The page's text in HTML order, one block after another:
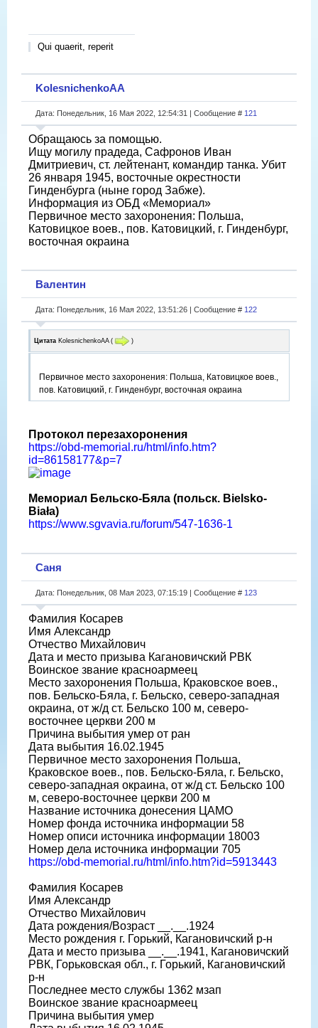
Qui quaerit, reperit
KolesnichenkoAA
Дата: Понедельник, 16 Мая 2022, 12:54:31 | Сообщение # 121
Обращаюсь за помощью.
Ищу могилу прадеда, Сафронов Иван
Дмитриевич, ст. лейтенант, командир танка. Убит
26 января 1945, восточные окрестности
Гинденбурга (ныне город Забже).
Информация из ОБД «Мемориал»
Первичное место захоронения: Польша,
Катовицкое воев., пов. Катовицкий, г. Гинденбург,
восточная окраина
Валентин
Дата: Понедельник, 16 Мая 2022, 13:51:26 | Сообщение # 122
Цитата KolesnichenkoAA( )
Первичное место захоронения: Польша, Катовицкое воев.,
пов. Катовицкий, г. Гинденбург, восточная окраина
Протокол перезахоронения
https://obd-memorial.ru/html/info.htm?
id=86158177&p=7
Мемориал Бельско-Бяла (польск. Bielsko-
Biała)
https://www.sgvavia.ru/forum/547-1636-1
Саня
Дата: Понедельник, 08 Мая 2023, 07:15:19 | Сообщение # 123
Фамилия Косарев
Имя Александр
Отчество Михайлович
Дата и место призыва Кагановичский РВК
Воинское звание красноармеец
Место захоронения Польша, Краковское воев.,
пов. Бельско-Бяла, г. Бельско, северо-западная
окраина, от ж/д ст. Бельско 100 м, северо-
восточнее церкви 200 м
Причина выбытия умер от ран
Дата выбытия 16.02.1945
Первичное место захоронения Польша,
Краковское воев., пов. Бельско-Бяла, г. Бельско,
северо-западная окраина, от ж/д ст. Бельско 100
м, северо-восточнее церкви 200 м
Название источника донесения ЦАМО
Номер фонда источника информации 58
Номер описи источника информации 18003
Номер дела источника информации 705
https://obd-memorial.ru/html/info.htm?id=5913443
Фамилия Косарев
Имя Александр
Отчество Михайлович
Дата рождения/Возраст __.__.1924
Место рождения г. Горький, Кагановичский р-н
Дата и место призыва __.__.1941, Кагановичский
РВК, Горьковская обл., г. Горький, Кагановичский
р-н
Последнее место службы 1362 мзап
Воинское звание красноармеец
Причина выбытия умер